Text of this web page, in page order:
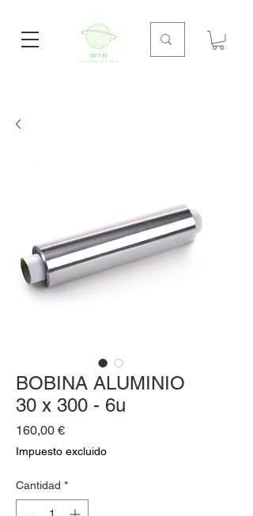
BOBINA ALUMINIO
30 x 300 - 6u
160,00 €Precio
Impuesto excluido
Cantidad *